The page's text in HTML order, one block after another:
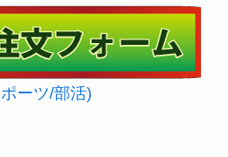
ーツ/部活)